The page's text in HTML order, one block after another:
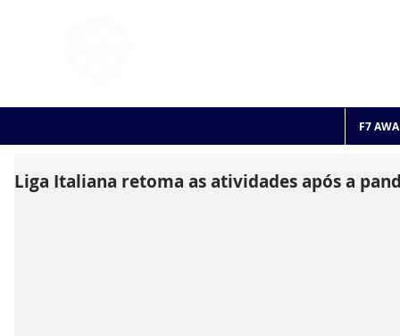
F7
Liga Italiana retoma as atividades após a